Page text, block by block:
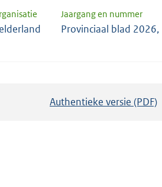
Jaargang en nummer
Provinciaal blad
Authentieke versie (PDF)